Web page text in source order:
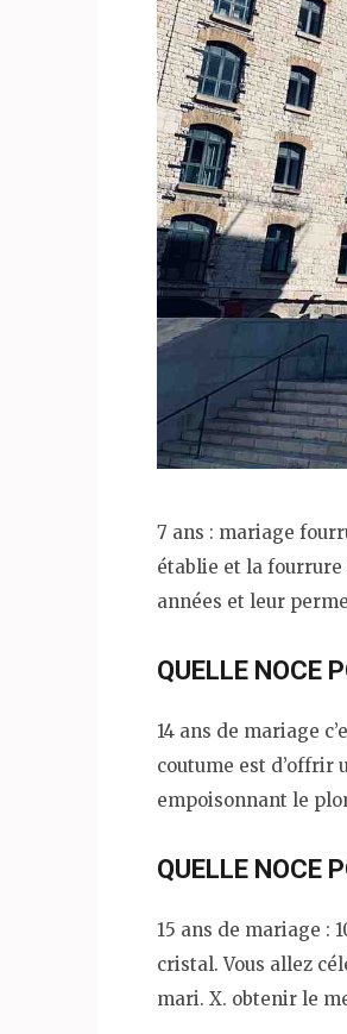
7 ans : mariage
établie et la
années et leur
QUELLE NOCE
14 ans de mariage
coutume est d’offrir
empoisonnant le
QUELLE NOCE
15 ans de mariage :
cristal. Vous allez
mari. X. obtenir le